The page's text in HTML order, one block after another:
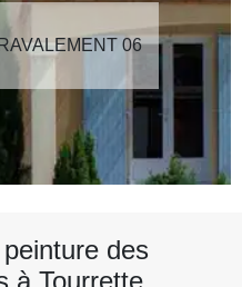
06
des
à Tourrette